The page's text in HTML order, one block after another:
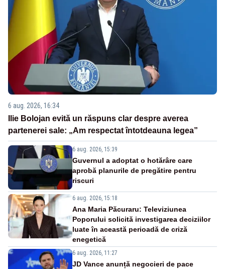
6 aug. 2026, 16:34
Ilie Bolojan evită un răspuns clar despre averea
partenerei sale: „Am respectat întotdeauna legea”
6 aug. 2026, 15:39
Guvernul a adoptat o hotărâre care
aprobă planurile de pregătire pentru
riscuri
6 aug. 2026, 15:18
Ana Maria Păcuraru: Televiziunea
Poporului solicită investigarea deciziilor
luate în această perioadă de criză
enegetică
6 aug. 2026, 11:27
JD Vance anunță negocieri de pace